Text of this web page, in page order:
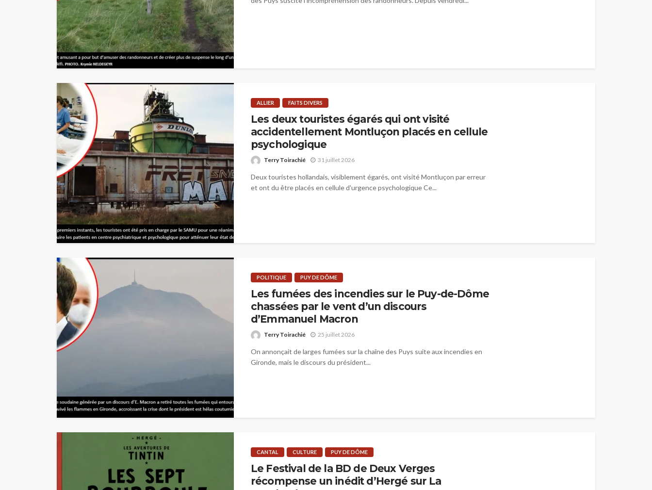
ALLIER FAITS DIVERS
Les deux touristes égarés qui ont visité
accidentellement Montluçon placés en cellule
psychologique
Terry Toirachié 31 juillet 2026
Deux touristes hollandais, visiblement égarés, ont visité Montluçon par erreur
et ont du être placés en cellule d'urgence psychologique Ce...
POLITIQUE PUY DE DÔME
Les fumées des incendies sur le Puy-de-Dôme
chassées par le vent d’un discours
d’Emmanuel Macron
Terry Toirachié 25 juillet 2026
On annonçait de larges fumées sur la chaîne des Puys suite aux incendies en
Gironde, mais le discours du président...
CANTAL CULTURE PUY DE DÔME
Le Festival de la BD de Deux Verges
récompense un inédit d’Hergé sur La